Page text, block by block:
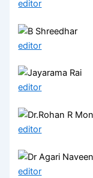
editor
editor
editor
editor
editor